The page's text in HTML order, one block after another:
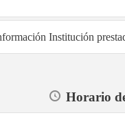
Institución
Horario